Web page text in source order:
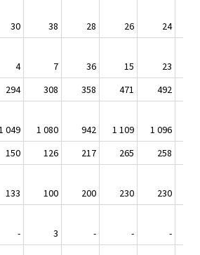
30 38 28 26
24
4 7 36 15
23
294 308 358 471 492
049 1 080 942 1 109 1 096
150 126 217 265 258
133 100 200 230 230
- 3 - -
-